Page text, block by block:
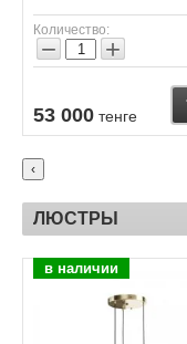
Количество:
− +
53 000 тенге
Купить
‹
ЛЮСТРЫ
в наличии